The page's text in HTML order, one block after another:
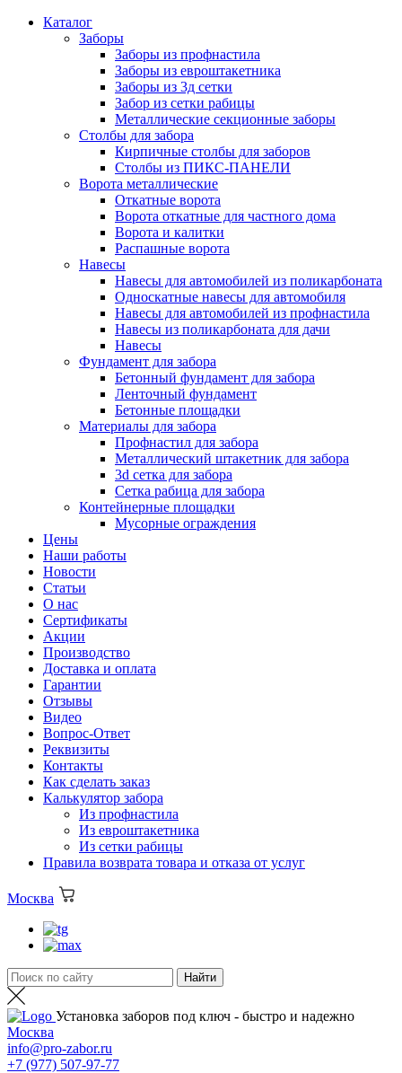
Каталог
Заборы
Заборы из профнастила
Заборы из евроштакетника
Заборы из 3д сетки
Забор из сетки рабицы
Металлические секционные заборы
Столбы для забора
Кирпичные столбы для заборов
Столбы из ПИКС-ПАНЕЛИ
Ворота металлические
Откатные ворота
Ворота откатные для частного дома
Ворота и калитки
Распашные ворота
Навесы
Навесы для автомобилей из поликарбоната
Односкатные навесы для автомобиля
Навесы для автомобилей из профнастила
Навесы из поликарбоната для дачи
Навесы
Фундамент для забора
Бетонный фундамент для забора
Ленточный фундамент
Бетонные площадки
Материалы для забора
Профнастил для забора
Металлический штакетник для забора
3d сетка для забора
Сетка рабица для забора
Контейнерные площадки
Мусорные ограждения
Цены
Наши работы
Новости
Статьи
О нас
Сертификаты
Акции
Производство
Доставка и оплата
Гарантии
Отзывы
Видео
Вопрос-Ответ
Реквизиты
Контакты
Как сделать заказ
Калькулятор забора
Из профнастила
Из евроштакетника
Из сетки рабицы
Правила возврата товара и отказа от услуг
Москва
Установка заборов под ключ - быстро и надежно
Москва
info@pro-zabor.ru
+7 (977) 507-97-77